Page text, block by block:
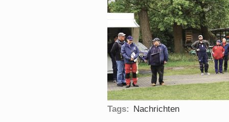
Tags: Nachrichten